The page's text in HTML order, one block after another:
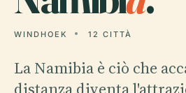
WINDHOEK 12 CITTÀ
La Namibia è ciò che
distanza diventa